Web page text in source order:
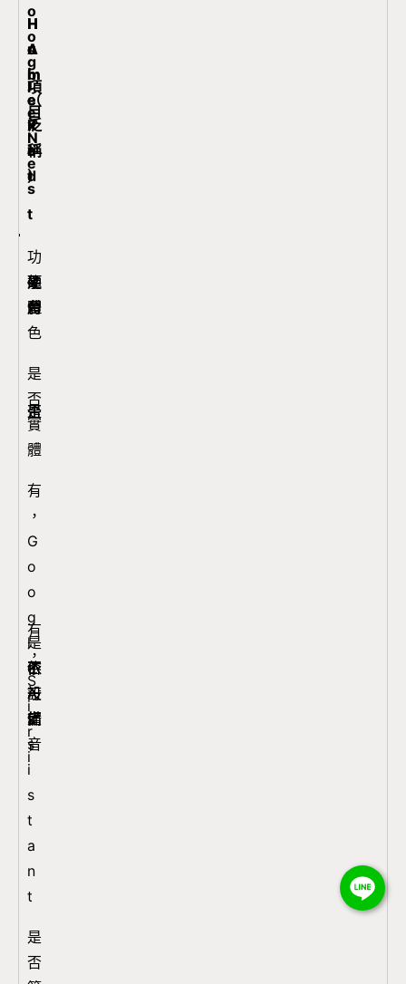
項
目
H
u
b
（
泛
稱
）
H
o
m
e
P
o
d
o
o
g
l
e
N
e
s
t
H
o
m
e
K
i
t
A
l
e
x
a
類
型
功
能
角
色
硬
體
硬
體
平
台
平
台
是
否
實
體
否
是
是
否
否
是
否
可
語
音
不
一
定
有
，
S
i
r
i
有
，
G
o
o
g
l
e
A
s
s
i
s
t
a
n
t
依
設
備
依
設
備
是
否